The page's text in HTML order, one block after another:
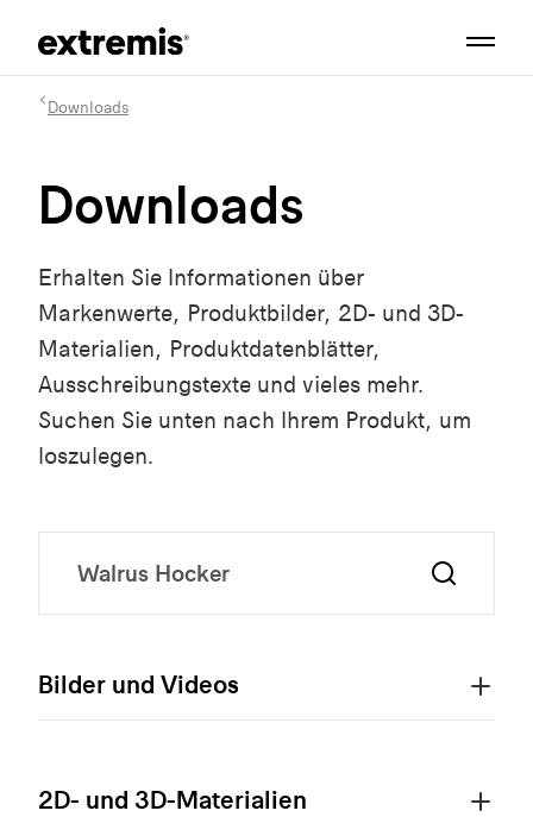
Downloads
Downloads
Erhalten Sie Informationen über
Markenwerte, Produktbilder, 2D- und 3D-
Materialien, Produktdatenblätter,
Ausschreibungstexte und vieles mehr.
Suchen Sie unten nach Ihrem Produkt, um
loszulegen.
Bilder und Videos
2D- und 3D-Materialien